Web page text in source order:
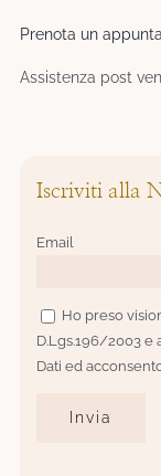
Prenota un
Assistenza post
Iscriviti alla
Email
Ho preso
D.Lgs.196/2003 e
Dati ed